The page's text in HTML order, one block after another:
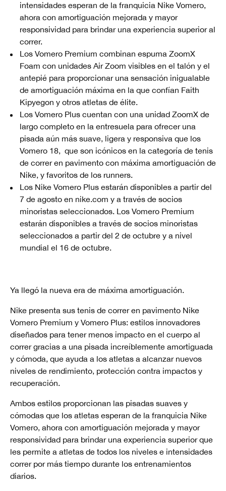
intensidades esperan de la franquicia Nike Vomero,
ahora con amortiguación mejorada y mayor
responsividad para brindar una experiencia superior al
correr.
Los Vomero Premium combinan espuma ZoomX
Foam con unidades Air Zoom visibles en el talón y el
antepié para proporcionar una sensación inigualable
de amortiguación máxima en la que confían Faith
Kipyegon y otros atletas de élite.
Los Vomero Plus cuentan con una unidad ZoomX de
largo completo en la entresuela para ofrecer una
pisada aún más suave, ligera y responsiva que los
Vomero 18, que son icónicos en la categoría de tenis
de correr en pavimento con máxima amortiguación de
Nike, y favoritos de los runners.
Los Nike Vomero Plus estarán disponibles a partir del
7 de agosto en nike.com y a través de socios
minoristas seleccionados. Los Vomero Premium
estarán disponibles a través de socios minoristas
seleccionados a partir del 2 de octubre y a nivel
mundial el 16 de octubre.
Ya llegó la nueva era de máxima amortiguación.
Nike presenta sus tenis de correr en pavimento Nike
Vomero Premium y Vomero Plus: estilos innovadores
diseñados para tener menos impacto en el cuerpo al
correr gracias a una pisada increíblemente amortiguada
y cómoda, que ayuda a los atletas a alcanzar nuevos
niveles de rendimiento, protección contra impactos y
recuperación.
Ambos estilos proporcionan las pisadas suaves y
cómodas que los atletas esperan de la franquicia Nike
Vomero, ahora con amortiguación mejorada y mayor
responsividad para brindar una experiencia superior que
les permite a atletas de todos los niveles e intensidades
correr por más tiempo durante los entrenamientos
diarios.